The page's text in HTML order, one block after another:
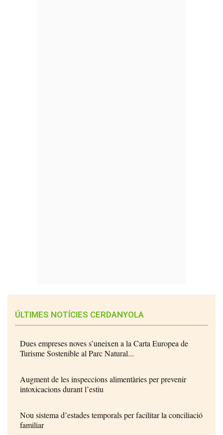
ÚLTIMES NOTÍCIES CERDANYOLA
Dues empreses noves s’uneixen a la Carta Europea de
Turisme Sostenible al Parc Natural...
Augment de les inspeccions alimentàries per prevenir
intoxicacions durant l’estiu
Nou sistema d’estades temporals per facilitar la conciliació
familiar